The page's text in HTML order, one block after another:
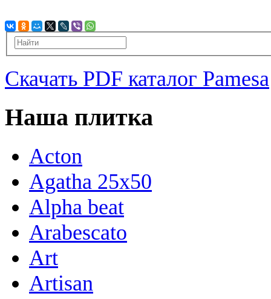
Скачать PDF каталог Pamesa
Наша плитка
Acton
Agatha 25x50
Alpha beat
Arabescato
Art
Artisan